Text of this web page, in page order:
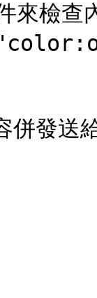
來檢查